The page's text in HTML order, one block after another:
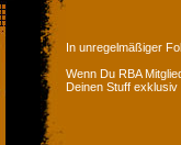
In unregelmäßiger
Wenn Du RBA
Deinen Stuff